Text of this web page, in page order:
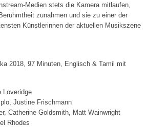
Medien stets die Kamera mitlaufen,
zunahmen und sie zu einer der
Künstlerinnen der aktuellen Musikszene
2018, 97 Minuten, Englisch & Tamil mit
Loveridge
Justine Frischmann
Catherine Goldsmith, Matt Wainwright
Rhodes